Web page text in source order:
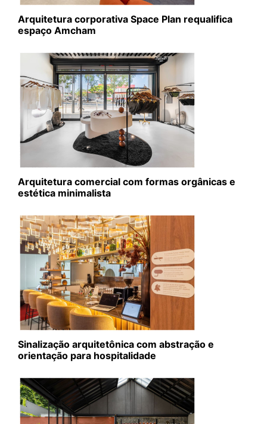
Arquitetura corporativa Space Plan requalifica
espaço Amcham
Arquitetura comercial com formas orgânicas e
estética minimalista
Sinalização arquitetônica com abstração e
orientação para hospitalidade